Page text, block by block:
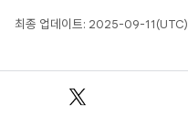
최종 업데이트: 2025-09-11(UTC)